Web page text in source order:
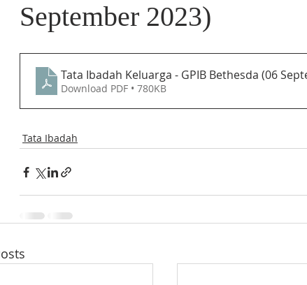
September 2023)
Tata Ibadah Keluarga - GPIB Bethesda (06
Download PDF • 780KB
Tata Ibadah